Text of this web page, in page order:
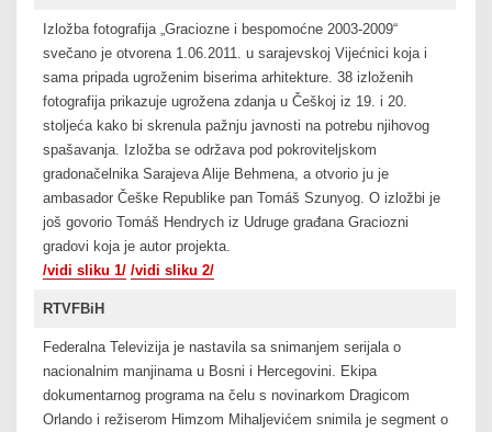
Izložba fotografija „Graciozne i bespomoćne 2003-2009“
svečano je otvorena 1.06.2011. u sarajevskoj Vijećnici koja i
sama pripada ugroženim biserima arhitekture. 38 izloženih
fotografija prikazuje ugrožena zdanja u Češkoj iz 19. i 20.
stoljeća kako bi skrenula pažnju javnosti na potrebu njihovog
spašavanja. Izložba se održava pod pokroviteljskom
gradonačelnika Sarajeva Alije Behmena, a otvorio ju je
ambasador Češke Republike pan Tomáš Szunyog. O izložbi je
još govorio Tomáš Hendrych iz Udruge građana Graciozni
gradovi koja je autor projekta.
/vidi sliku 1/ /vidi sliku 2/
RTVFBiH
Federalna Televizija je nastavila sa snimanjem serijala o
nacionalnim manjinama u Bosni i Hercegovini. Ekipa
dokumentarnog programa na čelu s novinarkom Dragicom
Orlando i režiserom Himzom Mihaljevićem snimila je segment o